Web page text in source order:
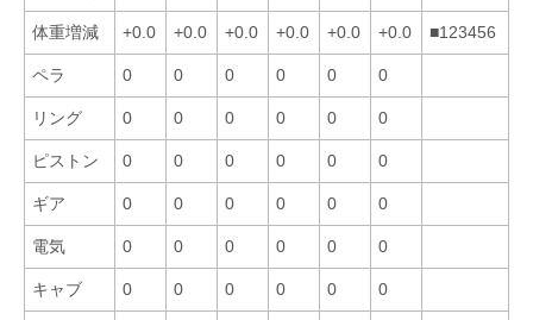
体重増減 +0.0 +0.0 +0.0 +0.0 +0.0 +0.0 ■123456
ペラ 0 0 0 0 0 0
リング 0 0 0 0 0 0
ピストン 0 0 0 0 0 0
ギア 0 0 0 0 0 0
電気 0 0 0 0 0 0
キャブ 0 0 0 0 0 0